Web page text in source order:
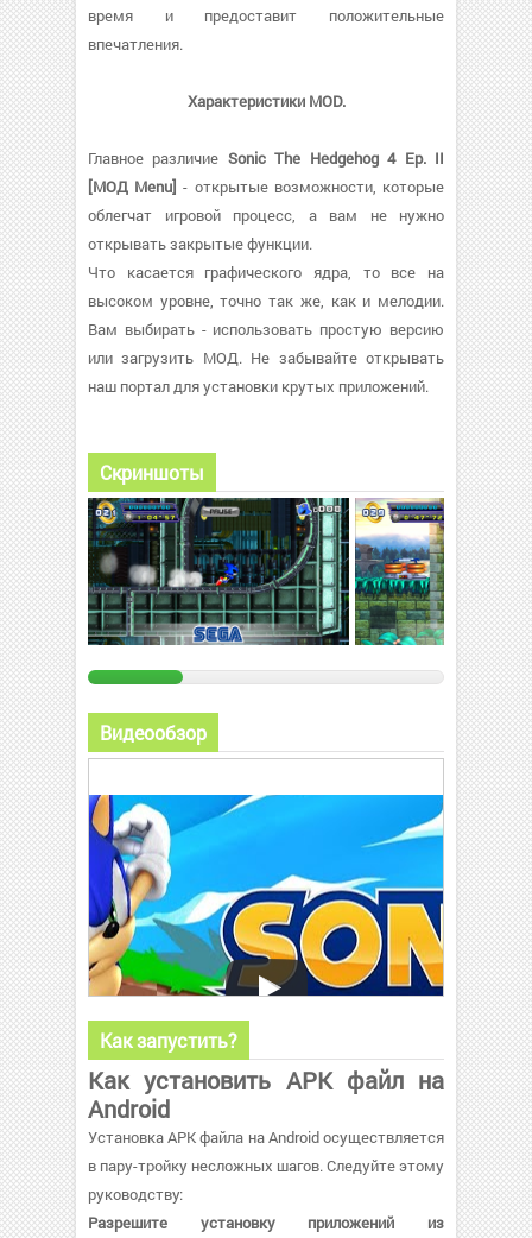
время и предоставит положительные
впечатления.
Характеристики MOD.
Главное различие Sonic The Hedgehog 4 Ep. II
[МОД Menu] - открытые возможности, которые
облегчат игровой процесс, а вам не нужно
открывать закрытые функции.
Что касается графического ядра, то все на
высоком уровне, точно так же, как и мелодии.
Вам выбирать - использовать простую версию
или загрузить МОД. Не забывайте открывать
наш портал для установки крутых приложений.
Скриншоты
Видеообзор
Как запустить?
Как установить APK файл на
Android
Установка APK файла на Android осуществляется
в пару-тройку несложных шагов. Следуйте этому
руководству:
Разрешите установку приложений из